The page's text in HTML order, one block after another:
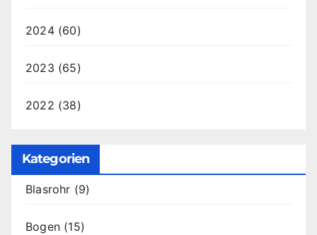
2024(60)
2023 (65)
2022 (38)
Kategorien
Blasrohr (9)
Bogen (15)